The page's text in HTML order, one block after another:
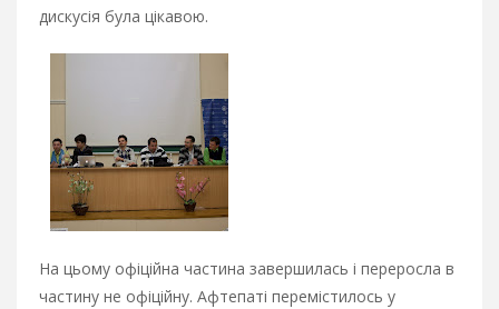
дискусія була цікавою.
На цьому офіційна частина завершилась і переросла в
частину не офіційну. Афтепаті перемістилось у